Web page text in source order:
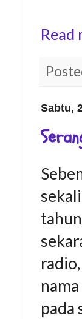
Read
Sabtu,
pada